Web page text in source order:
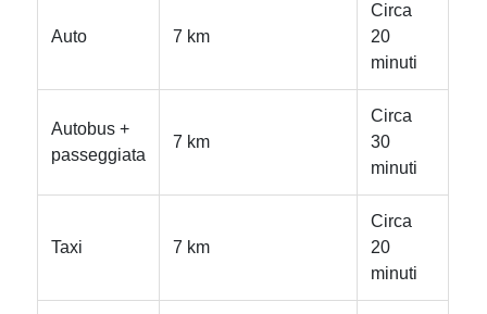
Auto 7 km
Circa
20
minuti
Autobus +
passeggiata
7 km
Circa
30
minuti
Taxi 7 km
Circa
20
minuti